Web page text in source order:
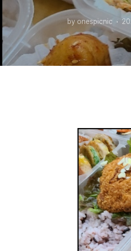
by onespicnic